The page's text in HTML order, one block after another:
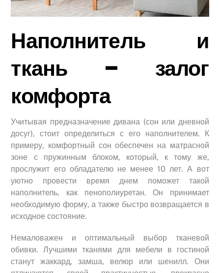
Наполнитель и
ткань – залог
комфорта
Учитывая предназначение дивана (сон или дневной
досуг), стоит определиться с его наполнителем. К
примеру, комфортный сон обеспечен на матрасной
зоне с пружинным блоком, который, к тому же,
прослужит его обладателю не менее 10 лет. А вот
уютно провести время днем поможет такой
наполнитель, как пенополиуретан. Он принимает
необходимую форму, а также быстро возвращается в
исходное состояние.
Немаловажен и оптимальный выбор тканевой
обивки. Лучшими тканями для мебели в гостиной
станут жаккард, замша, велюр или шенилл. Они